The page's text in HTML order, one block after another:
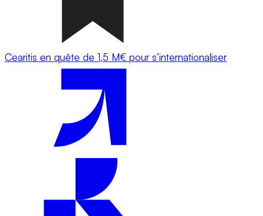
Cearitis en quête de 1,5 M€ pour s’internationaliser